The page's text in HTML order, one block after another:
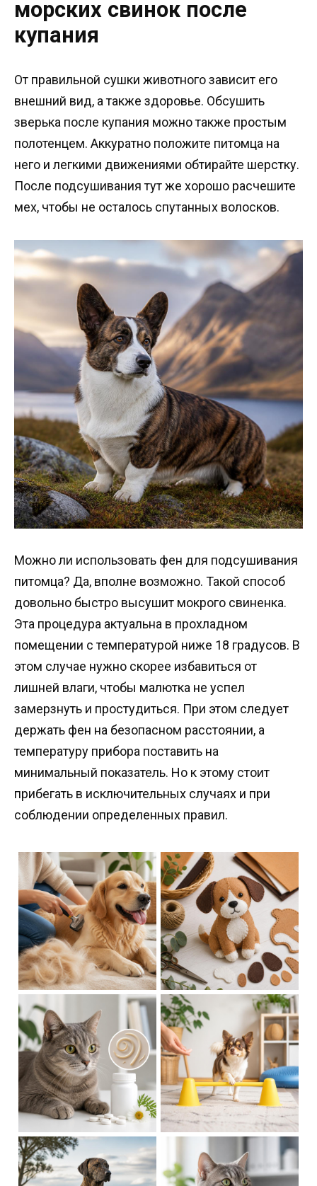
морских свинок после
купания
От правильной сушки животного зависит его
внешний вид, а также здоровье. Обсушить
зверька после купания можно также простым
полотенцем. Аккуратно положите питомца на
него и легкими движениями обтирайте шерстку.
После подсушивания тут же хорошо расчешите
мех, чтобы не осталось спутанных волосков.
Можно ли использовать фен для подсушивания
питомца? Да, вполне возможно. Такой способ
довольно быстро высушит мокрого свиненка.
Эта процедура актуальна в прохладном
помещении с температурой ниже 18 градусов. В
этом случае нужно скорее избавиться от
лишней влаги, чтобы малютка не успел
замерзнуть и простудиться. При этом следует
держать фен на безопасном расстоянии, а
температуру прибора поставить на
минимальный показатель. Но к этому стоит
прибегать в исключительных случаях и при
соблюдении определенных правил.